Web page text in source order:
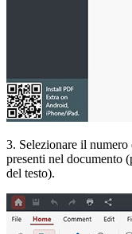
3. Selezionare il
presenti nel documento
del testo).